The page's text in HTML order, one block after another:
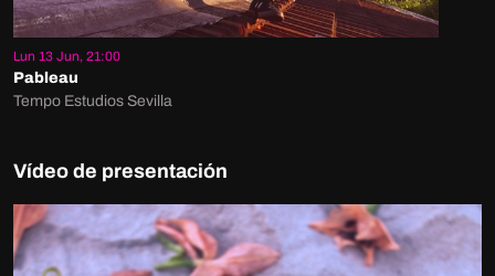
Lun 13 Jun, 21:00
Pableau
Tempo Estudios Sevilla
Vídeo de presentación